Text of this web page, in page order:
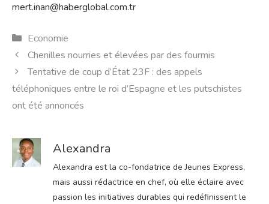
mert.inan@haberglobal.com.tr
Catégories
Economie
Chenilles nourries et élevées par des fourmis
Tentative de coup d’État 23F : des appels
téléphoniques entre le roi d’Espagne et les putschistes
ont été annoncés
Alexandra
Alexandra est la co-fondatrice de Jeunes Express,
mais aussi rédactrice en chef, où elle éclaire avec
passion les initiatives durables qui redéfinissent le